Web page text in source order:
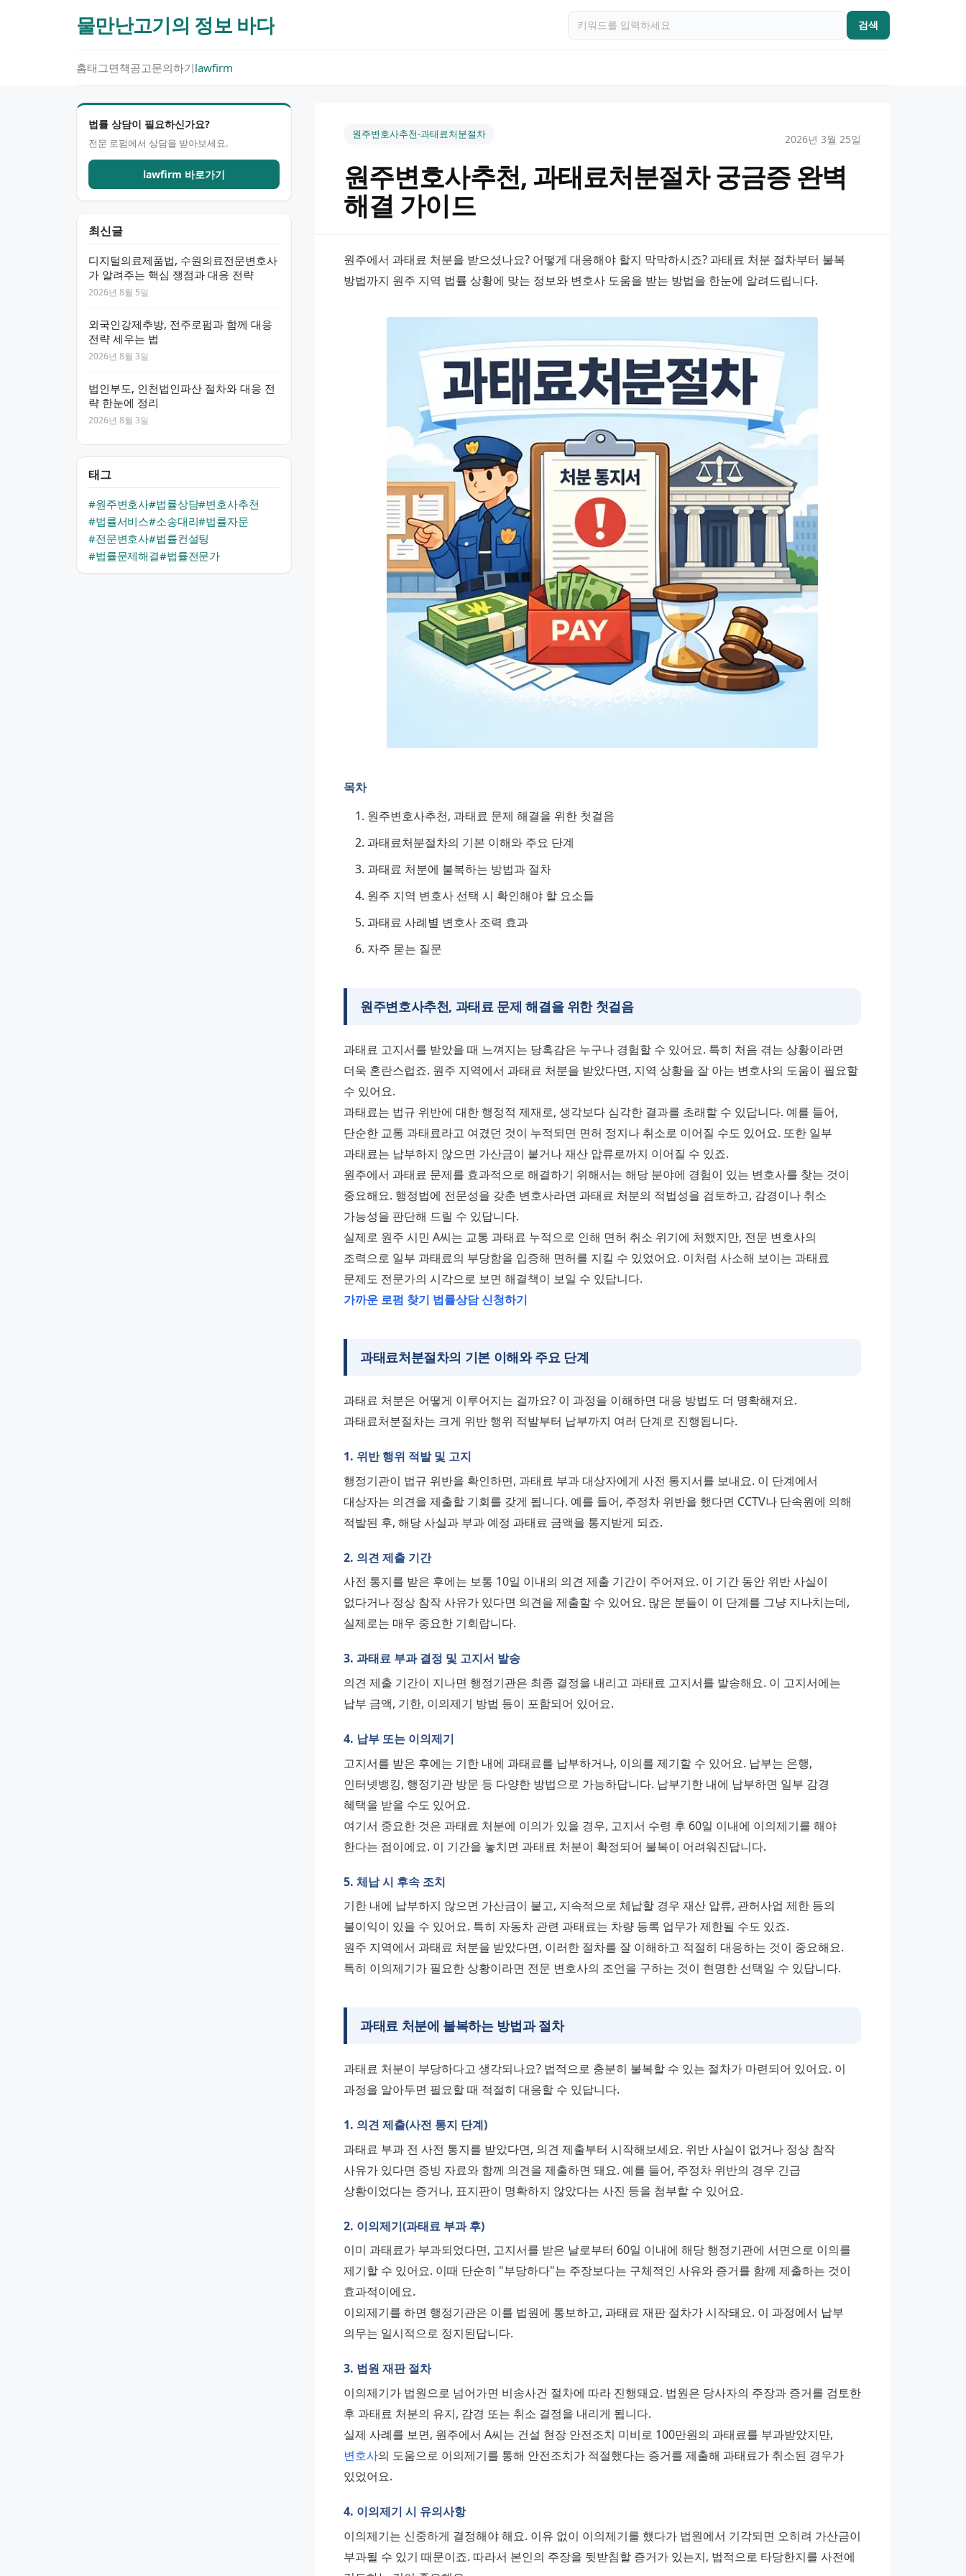
물만난고기의 정보 바다 검색
홈태그면책공고문의하기lawfirm
법률 상담이 필요하신가요?
전문 로펌에서 상담을 받아보세요.
lawfirm 바로가기
최신글
디지털의료제품법, 수원의료전문변호사
가 알려주는 핵심 쟁점과 대응 전략
2026년 8월 5일
외국인강제추방, 전주로펌과 함께 대응
전략 세우는 법
2026년 8월 3일
법인부도, 인천법인파산 절차와 대응 전
략 한눈에 정리
2026년 8월 3일
태그
#원주변호사#법률상담#변호사추천
#법률서비스#소송대리#법률자문
#전문변호사#법률컨설팅
#법률문제해결#법률전문가
원주변호사추천-과태료처분절차 2026년 3월 25일
원주변호사추천, 과태료처분절차 궁금증 완벽
해결 가이드
원주에서 과태료 처분을 받으셨나요? 어떻게 대응해야 할지 막막하시죠? 과태료 처분 절차부터 불복
방법까지 원주 지역 법률 상황에 맞는 정보와 변호사 도움을 받는 방법을 한눈에 알려드립니다.
목차
원주변호사추천, 과태료 문제 해결을 위한 첫걸음
과태료처분절차의 기본 이해와 주요 단계
과태료 처분에 불복하는 방법과 절차
원주 지역 변호사 선택 시 확인해야 할 요소들
과태료 사례별 변호사 조력 효과
자주 묻는 질문
원주변호사추천, 과태료 문제 해결을 위한 첫걸음
과태료 고지서를 받았을 때 느껴지는 당혹감은 누구나 경험할 수 있어요. 특히 처음 겪는 상황이라면
더욱 혼란스럽죠. 원주 지역에서 과태료 처분을 받았다면, 지역 상황을 잘 아는 변호사의 도움이 필요할
수 있어요.
과태료는 법규 위반에 대한 행정적 제재로, 생각보다 심각한 결과를 초래할 수 있답니다. 예를 들어,
단순한 교통 과태료라고 여겼던 것이 누적되면 면허 정지나 취소로 이어질 수도 있어요. 또한 일부
과태료는 납부하지 않으면 가산금이 붙거나 재산 압류로까지 이어질 수 있죠.
원주에서 과태료 문제를 효과적으로 해결하기 위해서는 해당 분야에 경험이 있는 변호사를 찾는 것이
중요해요. 행정법에 전문성을 갖춘 변호사라면 과태료 처분의 적법성을 검토하고, 감경이나 취소
가능성을 판단해 드릴 수 있답니다.
실제로 원주 시민 A씨는 교통 과태료 누적으로 인해 면허 취소 위기에 처했지만, 전문 변호사의
조력으로 일부 과태료의 부당함을 입증해 면허를 지킬 수 있었어요. 이처럼 사소해 보이는 과태료
문제도 전문가의 시각으로 보면 해결책이 보일 수 있답니다.
가까운 로펌 찾기 법률상담 신청하기
과태료처분절차의 기본 이해와 주요 단계
과태료 처분은 어떻게 이루어지는 걸까요? 이 과정을 이해하면 대응 방법도 더 명확해져요.
과태료처분절차는 크게 위반 행위 적발부터 납부까지 여러 단계로 진행됩니다.
1. 위반 행위 적발 및 고지
행정기관이 법규 위반을 확인하면, 과태료 부과 대상자에게 사전 통지서를 보내요. 이 단계에서
대상자는 의견을 제출할 기회를 갖게 됩니다. 예를 들어, 주정차 위반을 했다면 CCTV나 단속원에 의해
적발된 후, 해당 사실과 부과 예정 과태료 금액을 통지받게 되죠.
2. 의견 제출 기간
사전 통지를 받은 후에는 보통 10일 이내의 의견 제출 기간이 주어져요. 이 기간 동안 위반 사실이
없다거나 정상 참작 사유가 있다면 의견을 제출할 수 있어요. 많은 분들이 이 단계를 그냥 지나치는데,
실제로는 매우 중요한 기회랍니다.
3. 과태료 부과 결정 및 고지서 발송
의견 제출 기간이 지나면 행정기관은 최종 결정을 내리고 과태료 고지서를 발송해요. 이 고지서에는
납부 금액, 기한, 이의제기 방법 등이 포함되어 있어요.
4. 납부 또는 이의제기
고지서를 받은 후에는 기한 내에 과태료를 납부하거나, 이의를 제기할 수 있어요. 납부는 은행,
인터넷뱅킹, 행정기관 방문 등 다양한 방법으로 가능하답니다. 납부기한 내에 납부하면 일부 감경
혜택을 받을 수도 있어요.
여기서 중요한 것은 과태료 처분에 이의가 있을 경우, 고지서 수령 후 60일 이내에 이의제기를 해야
한다는 점이에요. 이 기간을 놓치면 과태료 처분이 확정되어 불복이 어려워진답니다.
5. 체납 시 후속 조치
기한 내에 납부하지 않으면 가산금이 붙고, 지속적으로 체납할 경우 재산 압류, 관허사업 제한 등의
불이익이 있을 수 있어요. 특히 자동차 관련 과태료는 차량 등록 업무가 제한될 수도 있죠.
원주 지역에서 과태료 처분을 받았다면, 이러한 절차를 잘 이해하고 적절히 대응하는 것이 중요해요.
특히 이의제기가 필요한 상황이라면 전문 변호사의 조언을 구하는 것이 현명한 선택일 수 있답니다.
과태료 처분에 불복하는 방법과 절차
과태료 처분이 부당하다고 생각되나요? 법적으로 충분히 불복할 수 있는 절차가 마련되어 있어요. 이
과정을 알아두면 필요할 때 적절히 대응할 수 있답니다.
1. 의견 제출(사전 통지 단계)
과태료 부과 전 사전 통지를 받았다면, 의견 제출부터 시작해보세요. 위반 사실이 없거나 정상 참작
사유가 있다면 증빙 자료와 함께 의견을 제출하면 돼요. 예를 들어, 주정차 위반의 경우 긴급
상황이었다는 증거나, 표지판이 명확하지 않았다는 사진 등을 첨부할 수 있어요.
2. 이의제기(과태료 부과 후)
이미 과태료가 부과되었다면, 고지서를 받은 날로부터 60일 이내에 해당 행정기관에 서면으로 이의를
제기할 수 있어요. 이때 단순히 "부당하다"는 주장보다는 구체적인 사유와 증거를 함께 제출하는 것이
효과적이에요.
이의제기를 하면 행정기관은 이를 법원에 통보하고, 과태료 재판 절차가 시작돼요. 이 과정에서 납부
의무는 일시적으로 정지된답니다.
3. 법원 재판 절차
이의제기가 법원으로 넘어가면 비송사건 절차에 따라 진행돼요. 법원은 당사자의 주장과 증거를 검토한
후 과태료 처분의 유지, 감경 또는 취소 결정을 내리게 됩니다.
변호사의 도움으로 이의제기를 통해 안전조치가 적절했다는 증거를 제출해 과태료가 취소된 경우가
있었어요.
4. 이의제기 시 유의사항
이의제기는 신중하게 결정해야 해요. 이유 없이 이의제기를 했다가 법원에서 기각되면 오히려 가산금이
부과될 수 있기 때문이죠. 따라서 본인의 주장을 뒷받침할 증거가 있는지, 법적으로 타당한지를 사전에